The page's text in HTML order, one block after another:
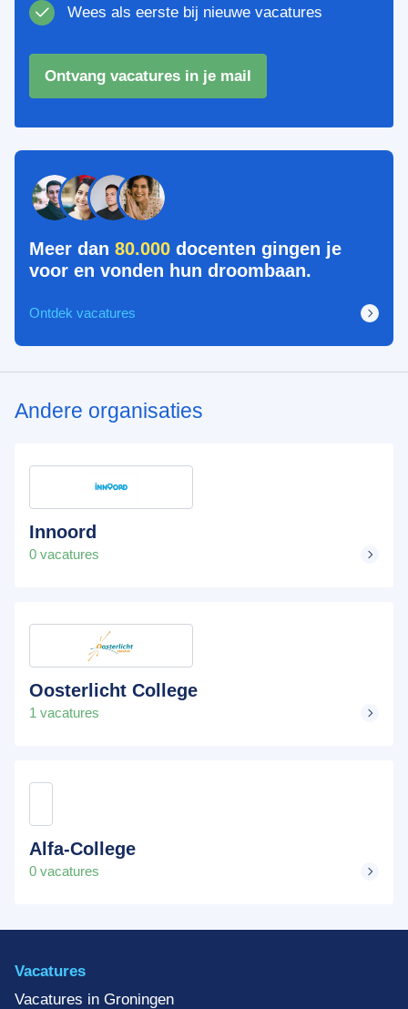
Wees als eerste bij nieuwe vacatures
Ontvang vacatures in je mail
Meer dan 80.000 docenten gingen je
voor en vonden hun droombaan.
Ontdek vacatures
Andere organisaties
Innoord
0 vacatures
Oosterlicht College
1 vacatures
Alfa-College
0 vacatures
Vacatures
Vacatures in Groningen